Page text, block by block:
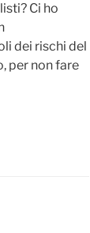
Ci ho
dei rischi del
per non fare